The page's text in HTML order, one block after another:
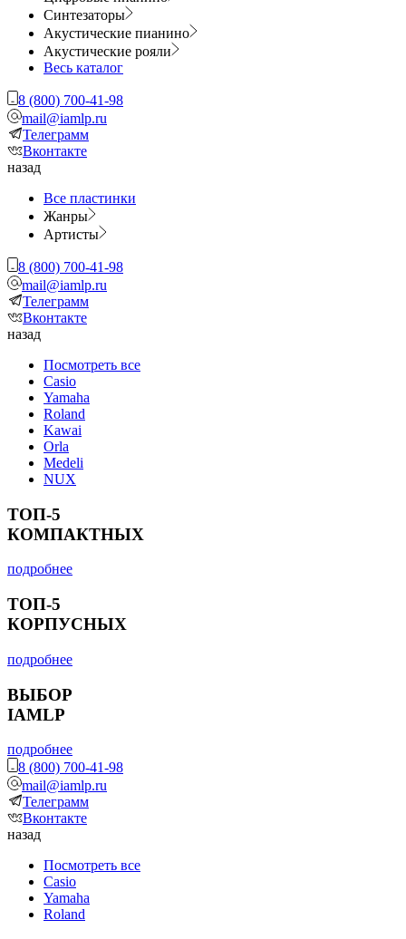
Синтезаторы
Акустические пианино
Акустические рояли
Весь каталог
8 (800) 700-41-98
mail@iamlp.ru
Телеграмм
Вконтакте
назад
Все пластинки
Жанры
Артисты
8 (800) 700-41-98
mail@iamlp.ru
Телеграмм
Вконтакте
назад
Посмотреть все
Casio
Yamaha
Roland
Kawai
Orla
Medeli
NUX
ТОП-5
КОМПАКТНЫХ
подробнее
ТОП-5
КОРПУСНЫХ
подробнее
ВЫБОР
IAMLP
подробнее
8 (800) 700-41-98
mail@iamlp.ru
Телеграмм
Вконтакте
назад
Посмотреть все
Casio
Yamaha
Roland